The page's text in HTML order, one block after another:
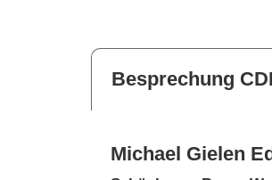
Besprechung
Michael Gielen